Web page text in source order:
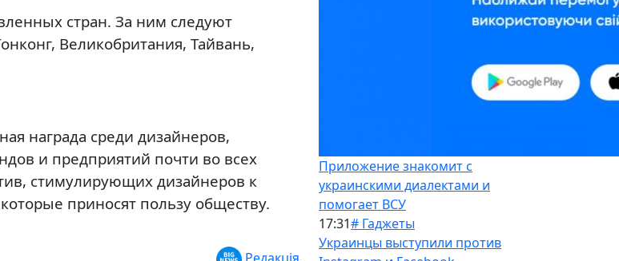
стран. За ним следуют
Великобритания, Тайвань,
награда среди дизайнеров,
и предприятий почти во всех
стимулирующих дизайнеров к
приносят пользу обществу.
Приложение знакомит с
украинскими диалектами и
помогает ВСУ
17:31# Гаджеты
Украинцы выступили против